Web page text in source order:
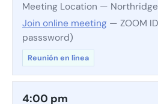
Meeting Location — Northridge
Join online meeting — ZOOM
passsword)
Reunión en línea
4:00 pm